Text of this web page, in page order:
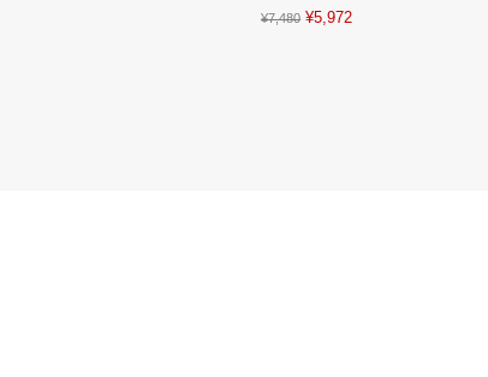
¥7,480 Original
¥5,972Current